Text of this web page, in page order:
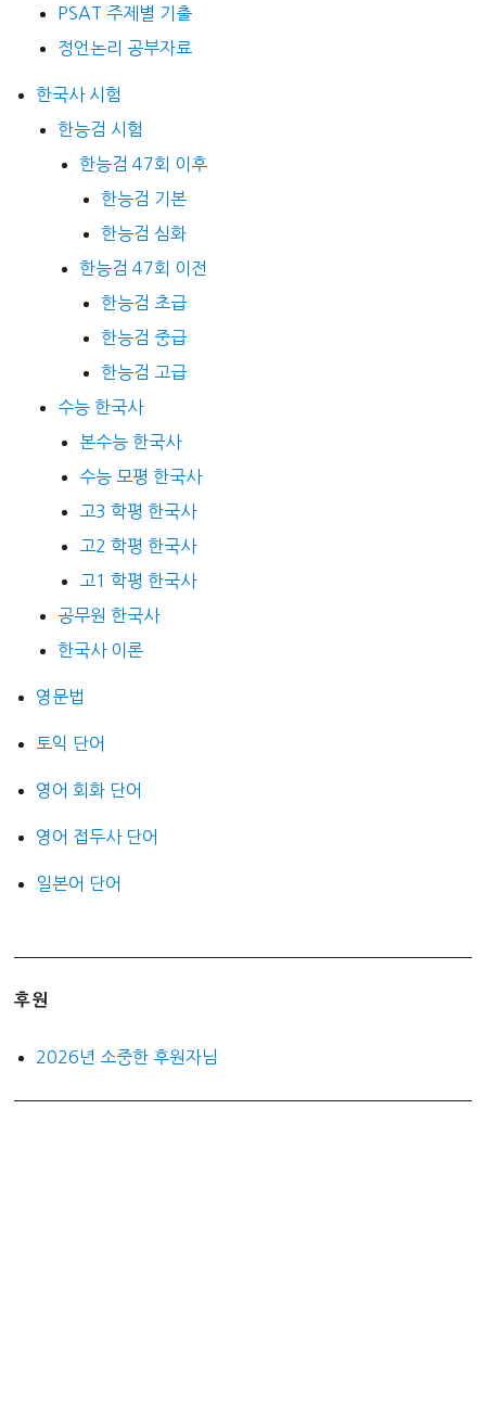
PSAT 주제별 기출
정언논리 공부자료
한국사 시험
한능검 시험
한능검 47회 이후
한능검 기본
한능검 심화
한능검 47회 이전
한능검 초급
한능검 중급
한능검 고급
수능 한국사
본수능 한국사
수능 모평 한국사
고3 학평 한국사
고2 학평 한국사
고1 학평 한국사
공무원 한국사
한국사 이론
영문법
토익 단어
영어 회화 단어
영어 접두사 단어
일본어 단어
후원
2026년 소중한 후원자님